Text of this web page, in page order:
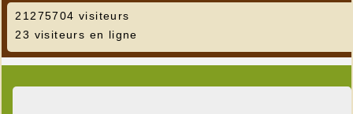
21275704 visiteurs
23 visiteurs en ligne